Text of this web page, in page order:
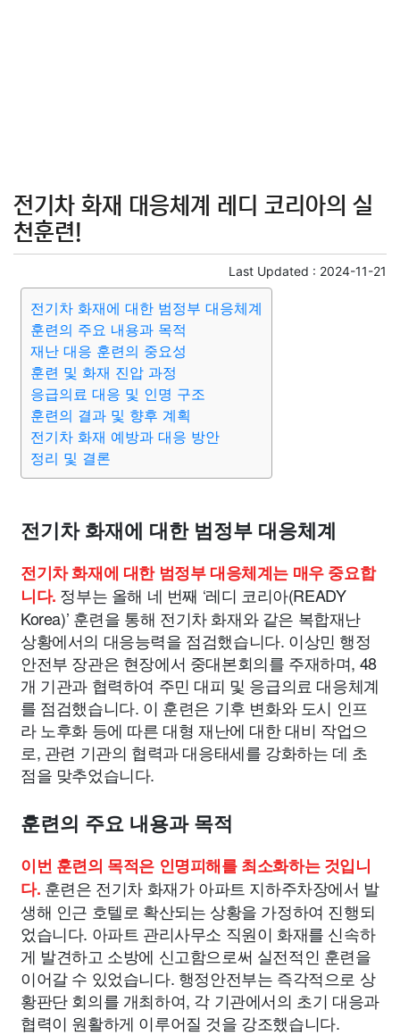
전기차 화재 대응체계 레디 코리아의 실
천훈련!
Last Updated : 2024-11-21
전기차 화재에 대한 범정부 대응체계
훈련의 주요 내용과 목적
재난 대응 훈련의 중요성
훈련 및 화재 진압 과정
응급의료 대응 및 인명 구조
훈련의 결과 및 향후 계획
전기차 화재 예방과 대응 방안
정리 및 결론
전기차 화재에 대한 범정부 대응체계
전기차 화재에 대한 범정부 대응체계는 매우 중요합
니다. 정부는 올해 네 번째 ‘레디 코리아(READY
Korea)’ 훈련을 통해 전기차 화재와 같은 복합재난
상황에서의 대응능력을 점검했습니다. 이상민 행정
안전부 장관은 현장에서 중대본회의를 주재하며, 48
개 기관과 협력하여 주민 대피 및 응급의료 대응체계
를 점검했습니다. 이 훈련은 기후 변화와 도시 인프
라 노후화 등에 따른 대형 재난에 대한 대비 작업으
로, 관련 기관의 협력과 대응태세를 강화하는 데 초
점을 맞추었습니다.
훈련의 주요 내용과 목적
이번 훈련의 목적은 인명피해를 최소화하는 것입니
다. 훈련은 전기차 화재가 아파트 지하주차장에서 발
생해 인근 호텔로 확산되는 상황을 가정하여 진행되
었습니다. 아파트 관리사무소 직원이 화재를 신속하
게 발견하고 소방에 신고함으로써 실전적인 훈련을
이어갈 수 있었습니다. 행정안전부는 즉각적으로 상
황판단 회의를 개최하여, 각 기관에서의 초기 대응과
협력이 원활하게 이루어질 것을 강조했습니다.